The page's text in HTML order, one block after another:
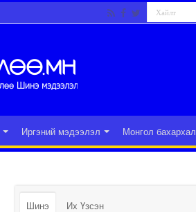
Иргэний мэдээлэл Монгол бахархал
Шинэ Их Үзсэн